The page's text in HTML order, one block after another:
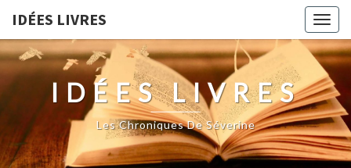
IDÉES LIVRES
IDÉES LIVRES
Les Chroniques De Séverine